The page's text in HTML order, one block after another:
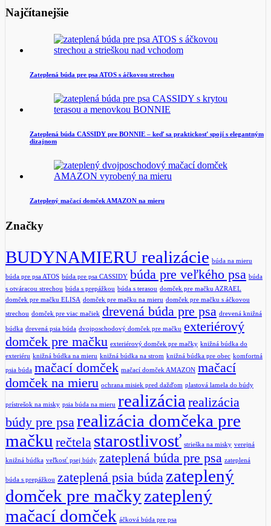
Najčítanejšie
Zateplená búda pre psa ATOS s áčkovou strechou
Zateplená búda CASSIDY pre BONNIE – keď sa praktickosť spojí s elegantným
dizajnom
Zateplený mačací domček AMAZON na mieru
Značky
BUDYNAMIERU realizácie búda na mieru
búda pre psa ATOS búda pre psa CASSIDY búda pre veľkého psa búda
s otváracou strechou búda s prepážkou búda s terasou domček pre mačku AZRAEL
domček pre mačku ELISA domček pre mačku na mieru domček pre mačku s áčkovou
strechou domček pre viac mačiek drevená búda pre psa drevená knižná
búdka drevená psia búda dvojposchodový domček pre mačku exteriérový
domček pre mačku exteriérový domček pre mačky knižná búdka do
exteriéru knižná búdka na mieru knižná búdka na strom knižná búdka pre obec komfortná
psia búda mačací domček mačací domček AMAZON mačací
domček na mieru ochrana misiek pred dažďom plastová lamela do búdy
prístrešok na misky psia búda na mieru realizácia realizácia
búdy pre psarealizácia domčeka pre
mačku rečtela starostlivosť strieška na misky verejná
knižná búdka veľkosť psej búdy zateplená búda pre psa zateplená
búda s prepážkou zateplená psia búda zateplený
domček pre mačkyzateplený
mačací domček áčková búda pre psa